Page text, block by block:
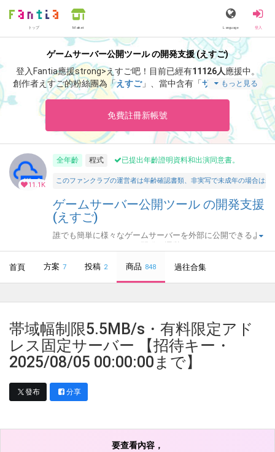
トップ Market Language 登入
ゲームサーバー公開ツール の開発支援 (えすご)
登入Fantia應援strong>えすご吧！ 目前已經有11126人 應援中。
創作者えすご的粉絲團為「えすご」、當中含有「サポート感謝！
アドレス固定化「なし」・月額プランの招待キーです。
」等非常
もっと見る
免費註冊新帳號
11.1K
全年齡 程式 已提出年齡證明資料和出演同意書。
このファンクラブの運営者は年齢確認書類、非実写で未成年の場合は
ゲームサーバー公開ツール の開発支援
(えすご)
誰でも簡単に様々なゲームサーバーを外部に公開できるよ
首頁 方案 7 投稿 2 商品 848 過往合集
帯域幅制限5.5MB/s・有料限定アド
レス固定サーバー 【招待キー・
2025/08/05 00:00:00まで】
發布 分享
要查看內容，